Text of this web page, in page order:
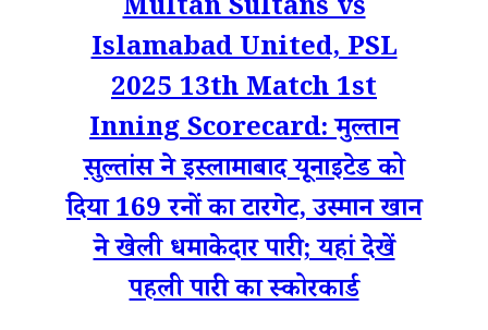
Multan Sultans vs
Islamabad United, PSL
2025 13th Match 1st
Inning Scorecard: मुल्तान
सुल्तांस ने इस्लामाबाद यूनाइटेड को
दिया 169 रनों का टारगेट, उस्मान खान
ने खेली धमाकेदार पारी; यहां देखें
पहली पारी का स्कोरकार्ड